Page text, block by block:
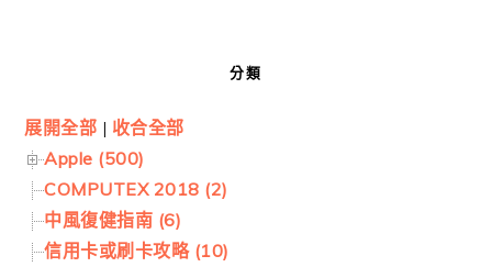
分類
展開全部 | 收合全部
Apple (500)
COMPUTEX 2018 (2)
中風復健指南 (6)
信用卡或刷卡攻略 (10)